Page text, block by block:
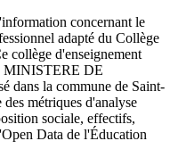
concernant le
adapté du Collège
collège d'enseignement
MINISTERE DE
dans la commune de Saint-
métriques d'analyse
sociale, effectifs,
Data de l'Éducation